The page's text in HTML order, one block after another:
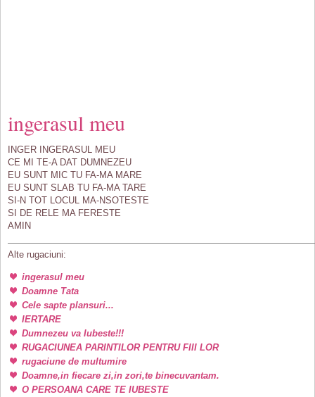
ingerasul meu
INGER INGERASUL MEU
CE MI TE-A DAT DUMNEZEU
EU SUNT MIC TU FA-MA MARE
EU SUNT SLAB TU FA-MA TARE
SI-N TOT LOCUL MA-NSOTESTE
SI DE RELE MA FERESTE
AMIN
Alte rugaciuni:
ingerasul meu
Doamne Tata
Cele sapte plansuri...
IERTARE
Dumnezeu va Iubeste!!!
RUGACIUNEA PARINTILOR PENTRU FIII LOR
rugaciune de multumire
Doamne,in fiecare zi,in zori,te binecuvantam.
O PERSOANA CARE TE IUBESTE